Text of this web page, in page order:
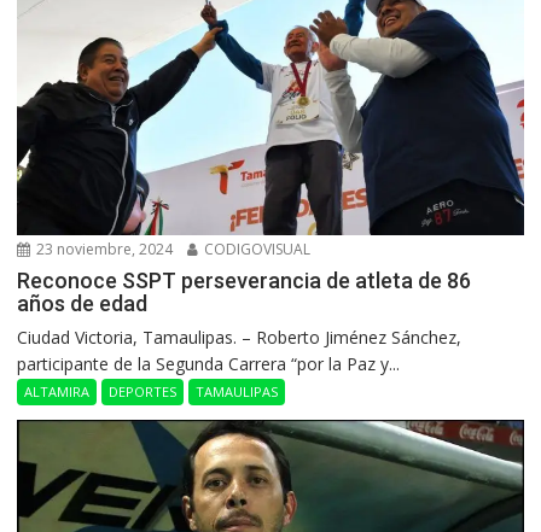
23 noviembre, 2024 CODIGOVISUAL
Reconoce SSPT perseverancia de atleta de 86
años de edad
Ciudad Victoria, Tamaulipas. – Roberto Jiménez Sánchez,
participante de la Segunda Carrera “por la Paz y...
ALTAMIRA DEPORTES TAMAULIPAS